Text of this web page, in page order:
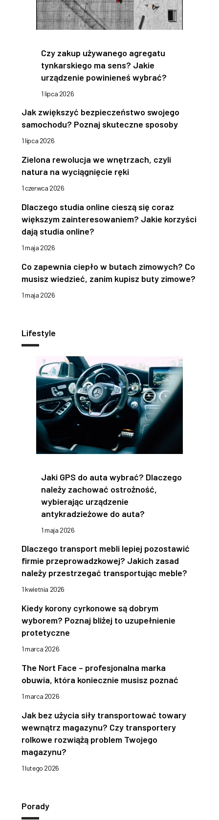
Czy zakup używanego agregatu
tynkarskiego ma sens? Jakie
urządzenie powinieneś wybrać?
1 lipca 2026
Jak zwiększyć bezpieczeństwo swojego
samochodu? Poznaj skuteczne sposoby
1 lipca 2026
Zielona rewolucja we wnętrzach, czyli
natura na wyciągnięcie ręki
1 czerwca 2026
Dlaczego studia online cieszą się coraz
większym zainteresowaniem? Jakie korzyści
dają studia online?
1 maja 2026
Co zapewnia ciepło w butach zimowych? Co
musisz wiedzieć, zanim kupisz buty zimowe?
1 maja 2026
Lifestyle
Jaki GPS do auta wybrać? Dlaczego
należy zachować ostrożność,
wybierając urządzenie
antykradzieżowe do auta?
1 maja 2026
Dlaczego transport mebli lepiej pozostawić
firmie przeprowadzkowej? Jakich zasad
należy przestrzegać transportując meble?
1 kwietnia 2026
Kiedy korony cyrkonowe są dobrym
wyborem? Poznaj bliżej to uzupełnienie
protetyczne
1 marca 2026
The Nort Face – profesjonalna marka
obuwia, która koniecznie musisz poznać
1 marca 2026
Jak bez użycia siły transportować towary
wewnątrz magazynu? Czy transportery
rolkowe rozwiążą problem Twojego
magazynu?
1 lutego 2026
Porady